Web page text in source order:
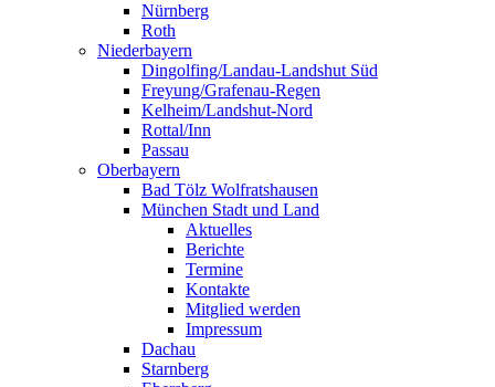
Nürnberg
Roth
Niederbayern
Dingolfing/Landau-Landshut Süd
Freyung/Grafenau-Regen
Kelheim/Landshut-Nord
Rottal/Inn
Passau
Oberbayern
Bad Tölz Wolfratshausen
München Stadt und Land
Aktuelles
Berichte
Termine
Kontakte
Mitglied werden
Impressum
Dachau
Starnberg